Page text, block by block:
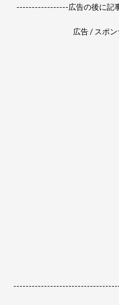
-----------------広告の後に記
広告 / スポ